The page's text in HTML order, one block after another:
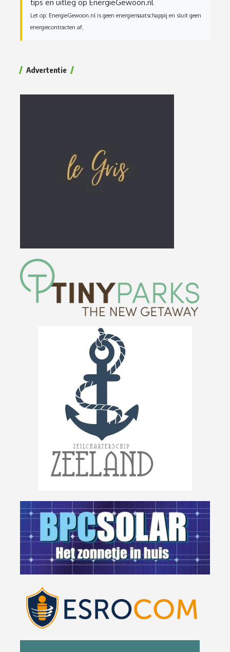
tips en uitleg op EnergieGewoon.nl
Let op: EnergieGewoon.nl is geen energiemaatschappij en sluit geen
energiecontracten af.
Advertentie